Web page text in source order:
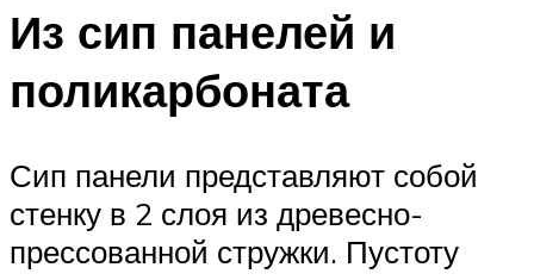
Из сип панелей и
поликарбоната
Сип панели представляют собой
стенку в 2 слоя из древесно-
прессованной стружки. Пустоту